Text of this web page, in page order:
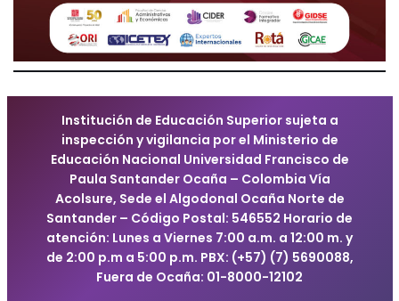
Institución de Educación Superior sujeta a
inspección y vigilancia por el Ministerio de
Educación Nacional Universidad Francisco de
Paula Santander Ocaña – Colombia Vía
Acolsure, Sede el Algodonal Ocaña Norte de
Santander – Código Postal: 546552 Horario de
atención: Lunes a Viernes 7:00 a.m. a 12:00 m. y
de 2:00 p.m a 5:00 p.m. PBX: (+57) (7) 5690088,
Fuera de Ocaña: 01-8000-12102